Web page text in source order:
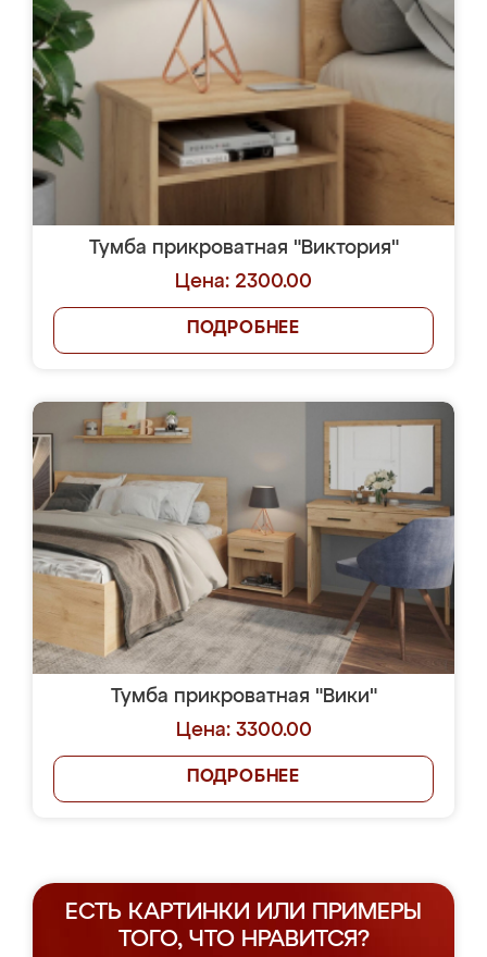
Тумба прикроватная "Виктория"
Цена: 2300.00
ПОДРОБНЕЕ
Тумба прикроватная "Вики"
Цена: 3300.00
ПОДРОБНЕЕ
ЕСТЬ КАРТИНКИ ИЛИ ПРИМЕРЫ
ТОГО, ЧТО НРАВИТСЯ?